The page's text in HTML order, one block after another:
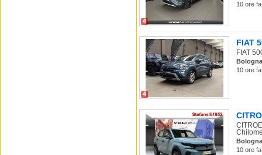
4
10 ore
4
FIAT
FIAT
Bologna
10 ore
Bologna
10 ore